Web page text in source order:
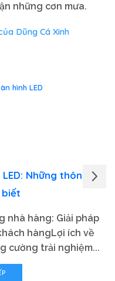
những cơn mưa.
Dũng Cá Xinh
Những thông tin
nhà hàng: Giải pháp
hàngLợi ích về
cường trải nghiệm...